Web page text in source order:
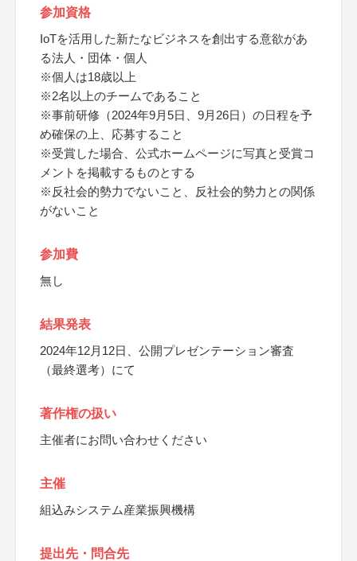
参加資格
IoTを活用した新たなビジネスを創出する意欲があ
る法人・団体・個人
※個人は18歳以上
※2名以上のチームであること
※事前研修（2024年9月5日、9月26日）の日程を予
め確保の上、応募すること
※受賞した場合、公式ホームページに写真と受賞コ
メントを掲載するものとする
※反社会的勢力でないこと、反社会的勢力との関係
がないこと
参加費
無し
結果発表
2024年12月12日、公開プレゼンテーション審査
（最終選考）にて
著作権の扱い
主催者にお問い合わせください
主催
組込みシステム産業振興機構
提出先・問合先